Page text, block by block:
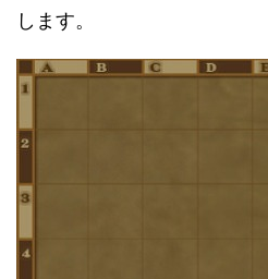
します。